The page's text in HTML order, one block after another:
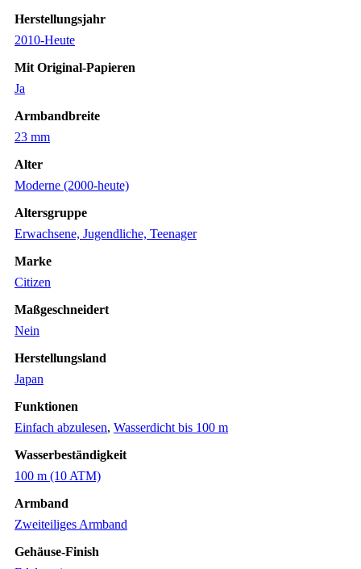
Herstellungsjahr
2010-Heute
Mit Original-Papieren
Ja
Armbandbreite
23 mm
Alter
Moderne (2000-heute)
Altersgruppe
Erwachsene, Jugendliche, Teenager
Marke
Citizen
Maßgeschneidert
Nein
Herstellungsland
Japan
Funktionen
Einfach abzulesen, Wasserdicht bis 100 m
Wasserbeständigkeit
100 m (10 ATM)
Armband
Zweiteiliges Armband
Gehäuse-Finish